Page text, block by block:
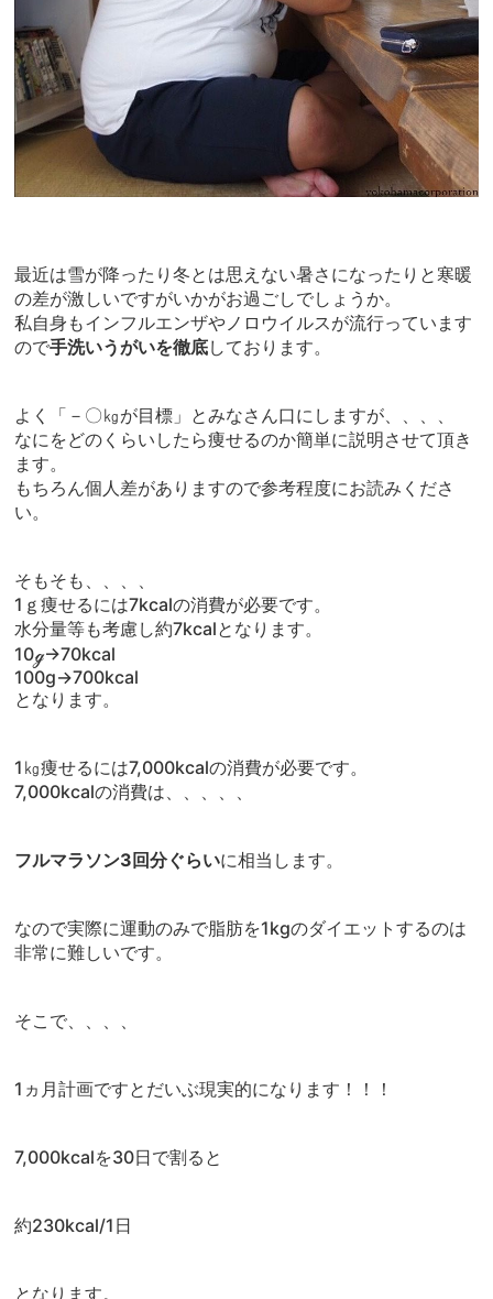
最近は雪が降ったり冬とは思えない暑さになったりと寒暖
の差が激しいですがいかがお過ごしでしょうか。
私自身もインフルエンザやノロウイルスが流行っています
ので手洗いうがいを徹底しております。
よく「－〇㎏が目標」とみなさん口にしますが、、、、
なにをどのくらいしたら痩せるのか簡単に説明させて頂き
ます。
もちろん個人差がありますので参考程度にお読みくださ
い。
そもそも、、、、
1ｇ痩せるには7kcalの消費が必要です。
水分量等も考慮し約7kcalとなります。
10ℊ→70kcal
100g→700kcal
となります。
1㎏痩せるには7,000kcalの消費が必要です。
7,000kcalの消費は、、、、、
フルマラソン3回分ぐらいに相当します。
なので実際に運動のみで脂肪を1kgのダイエットするのは
非常に難しいです。
そこで、、、、
1ヵ月計画ですとだいぶ現実的になります！！！
7,000kcalを30日で割ると
約230kcal/1日
となります。